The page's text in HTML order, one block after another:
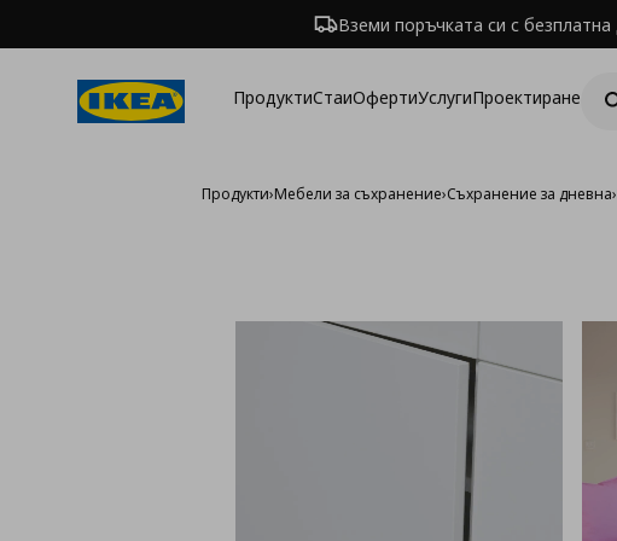
Вземи поръчката си с
ПродуктиСтаиОфертиУслугиПроектиране
Продукти›Мебели за съхранение›Съхранение за дневна›